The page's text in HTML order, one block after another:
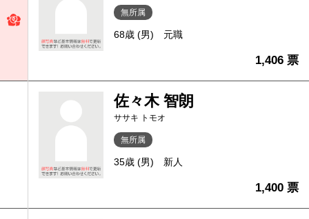
無所属
68歳 (男) 元職
1,406 票
佐々木 智朗
ササキ トモオ
無所属
35歳 (男) 新人
1,400 票